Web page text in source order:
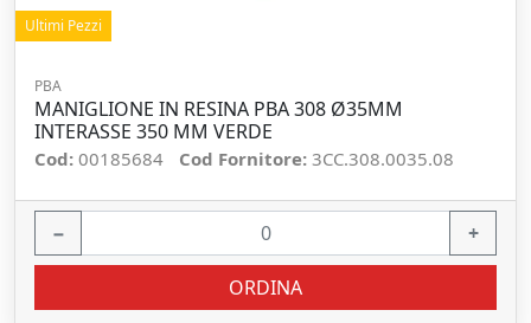
Ultimi Pezzi
PBA
MANIGLIONE IN RESINA PBA 308 Ø35MM
INTERASSE 350 MM VERDE
Cod: 00185684 Cod Fornitore: 3CC.308.0035.08
− +
ORDINA